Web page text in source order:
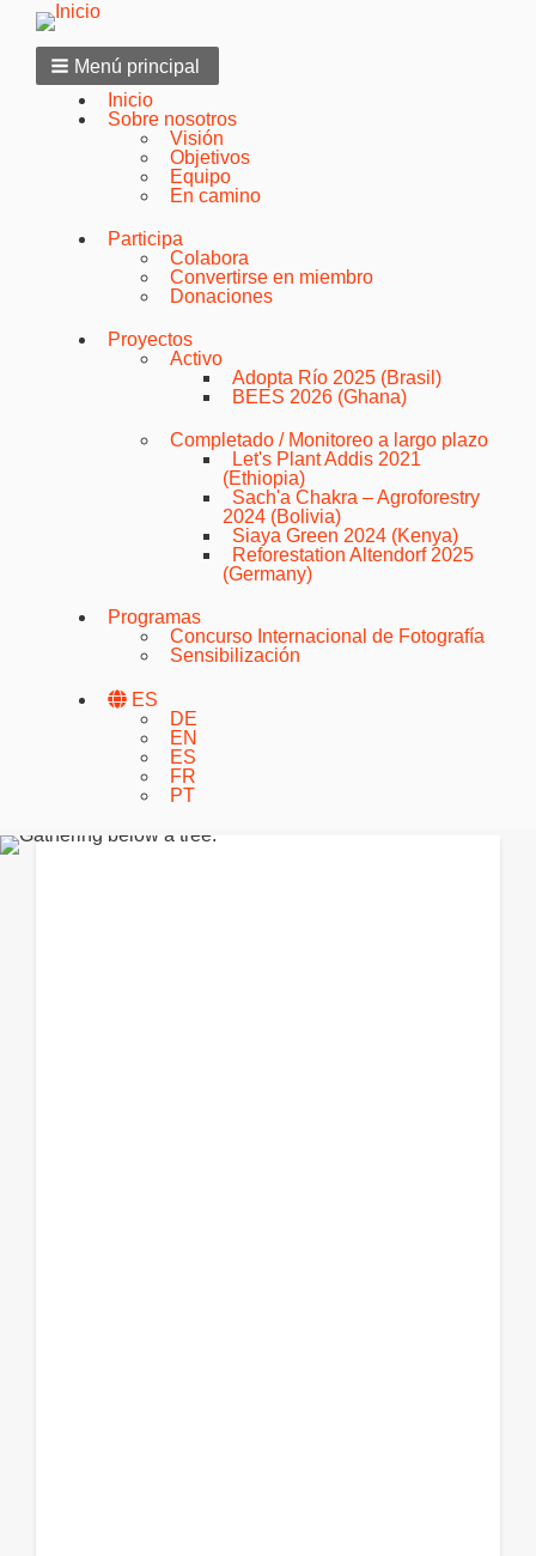
Menú principal
Inicio
Sobre nosotros
Visión
Objetivos
Equipo
En camino
Participa
Colabora
Convertirse en miembro
Donaciones
Proyectos
Activo
Adopta Río 2025 (Brasil)
BEES 2026 (Ghana)
Completado / Monitoreo a largo plazo
Let's Plant Addis 2021
(Ethiopia)
Sach'a Chakra – Agroforestry
2024 (Bolivia)
Siaya Green 2024 (Kenya)
Reforestation Altendorf 2025
(Germany)
Programas
Concurso Internacional de Fotografía
Sensibilización
ES
DE
EN
ES
FR
PT